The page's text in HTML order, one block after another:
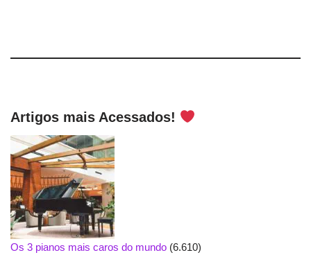
Artigos mais Acessados!
Os 3 pianos mais caros do mundo (6.610)